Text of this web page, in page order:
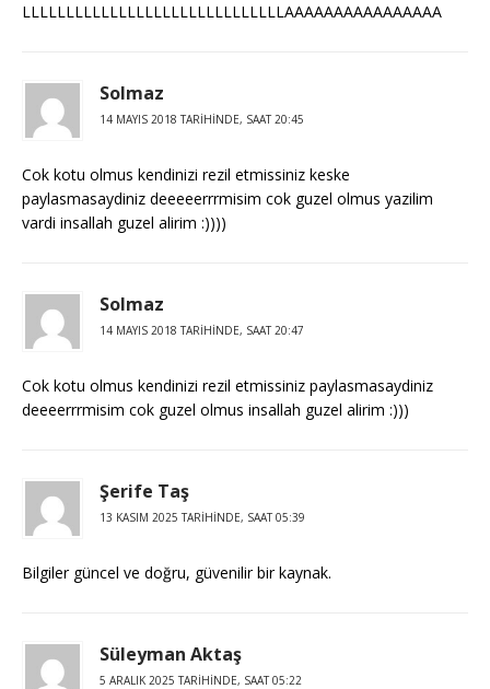
LLLLLLLLLLLLLLLLLLLLLLLLLLLLLLAAAAAAAAAAAAAAAA
Solmaz
14 MAYIS 2018 TARIHINDE, SAAT 20:45
Cok kotu olmus kendinizi rezil etmissiniz keske
paylasmasaydiniz deeeeerrrmisim cok guzel olmus yazilim
vardi insallah guzel alirim :))))
Solmaz
14 MAYIS 2018 TARIHINDE, SAAT 20:47
Cok kotu olmus kendinizi rezil etmissiniz paylasmasaydiniz
deeeerrrmisim cok guzel olmus insallah guzel alirim :)))
Şerife Taş
13 KASIM 2025 TARIHINDE, SAAT 05:39
Bilgiler güncel ve doğru, güvenilir bir kaynak.
Süleyman Aktaş
5 ARALIK 2025 TARIHINDE, SAAT 05:22